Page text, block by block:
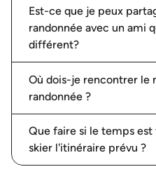
Est-ce que je peux
randonnée avec un ami
différent?
Où dois-je rencontrer le
randonnée ?
Que faire si le temps
skier l'itinéraire prévu ?